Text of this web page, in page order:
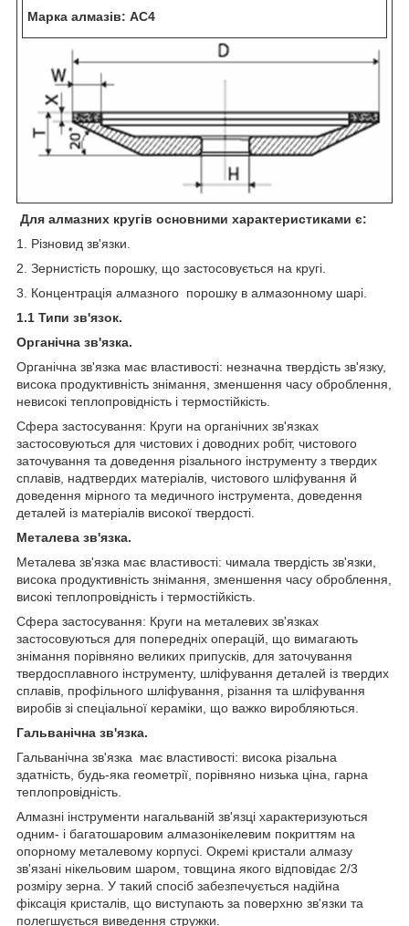
Марка алмазів: АС4
Для алмазних кругів основними характеристиками є:
1. Різновид зв'язки.
2. Зернистість порошку, що застосовується на кругі.
3. Концентрація алмазного порошку в алмазонному шарі.
1.1 Типи зв'язок.
Органічна зв'язка.
Органічна зв'язка має властивості: незначна твердість зв'язку,
висока продуктивність знімання, зменшення часу оброблення,
невисокі теплопровідність і термостійкість.
Сфера застосування: Круги на органічних зв'язках
застосовуються для чистових і доводних робіт, чистового
заточування та доведення різального інструменту з твердих
сплавів, надтвердих матеріалів, чистового шліфування й
доведення мірного та медичного інструмента, доведення
деталей із матеріалів високої твердості.
Металева зв'язка.
Металева зв'язка має властивості: чимала твердість зв'язки,
висока продуктивність знімання, зменшення часу оброблення,
високі теплопровідність і термостійкість.
Сфера застосування: Круги на металевих зв'язках
застосовуються для попередніх операцій, що вимагають
знімання порівняно великих припусків, для заточування
твердосплавного інструменту, шліфування деталей із твердих
сплавів, профільного шліфування, різання та шліфування
виробів зі спеціальної кераміки, що важко виробляються.
Гальванічна зв'язка.
Гальванічна зв'язка має властивості: висока різальна
здатність, будь-яка геометрії, порівняно низька ціна, гарна
теплопровідність.
Алмазні інструменти нагальваній зв'язці характеризуються
одним- і багатошаровим алмазонікелевим покриттям на
опорному металевому корпусі. Окремі кристали алмазу
зв'язані нікельовим шаром, товщина якого відповідає 2/3
розміру зерна. У такий спосіб забезпечується надійна
фіксація кристалів, що виступають за поверхню зв'язки та
полегшується виведення стружки.